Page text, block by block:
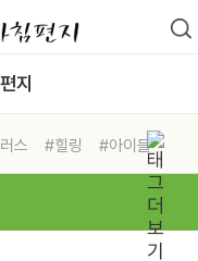
지
스 #힐링
#아이들